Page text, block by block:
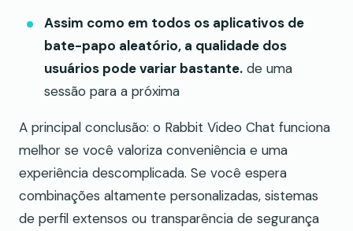
Assim como em todos os aplicativos de
bate-papo aleatório, a qualidade dos
usuários pode variar bastante. de uma
sessão para a próxima
A principal conclusão: o Rabbit Video Chat funciona
melhor se você valoriza conveniência e uma
experiência descomplicada. Se você espera
combinações altamente personalizadas, sistemas
de perfil extensos ou transparência de segurança